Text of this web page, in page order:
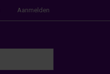
Aanmelden